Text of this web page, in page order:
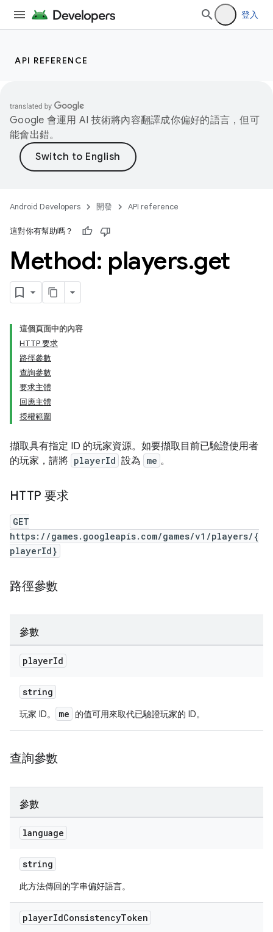
登入
API REFERENCE
Google 會運用 AI 技術將內容翻譯成你偏好的語言，但可
能會出錯。
Android Developers 開發 API reference
這對你有幫助嗎？
Method: players.get
這個頁面中的內容
HTTP 要求
路徑參數
查詢參數
要求主體
回應主體
授權範圍
擷取具有指定 ID 的玩家資源。如要擷取目前已驗證使用者
的玩家，請將 playerId 設為 me 。
HTTP 要求
GET
https://games.googleapis.com/games/v1/players/{
playerId}
路徑參數
參數
playerId
string
玩家 ID。 me 的值可用來取代已驗證玩家的 ID。
查詢參數
參數
language
string
此方法傳回的字串偏好語言。
playerIdConsistencyToken